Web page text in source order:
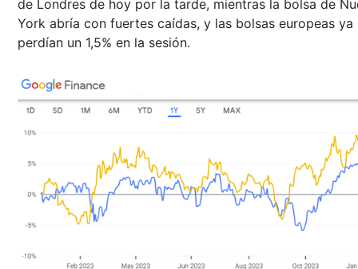
de Londres de hoy por la tarde, mientras la bolsa de
York abría con fuertes caídas, y las bolsas europeas ya
perdían un 1,5% en la sesión.